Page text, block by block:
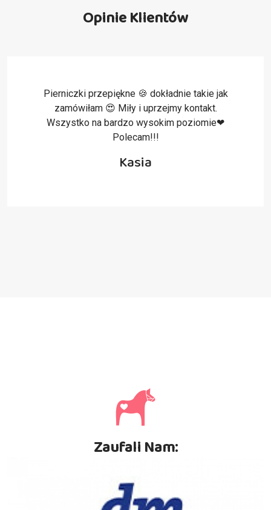
Opinie Klientów
Pierniczki przepiękne 🍪 dokładnie takie jak
zamówiłam 😍 Miły i uprzejmy kontakt.
Wszystko na bardzo wysokim poziomie❤
Polecam!!!
Kasia
Zaufali Nam: